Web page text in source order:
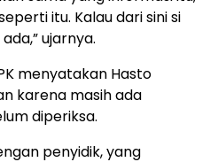
itu. Kalau dari sini si
ujarnya.
menyatakan Hasto
karena masih ada
diperiksa.
penyidik, yang